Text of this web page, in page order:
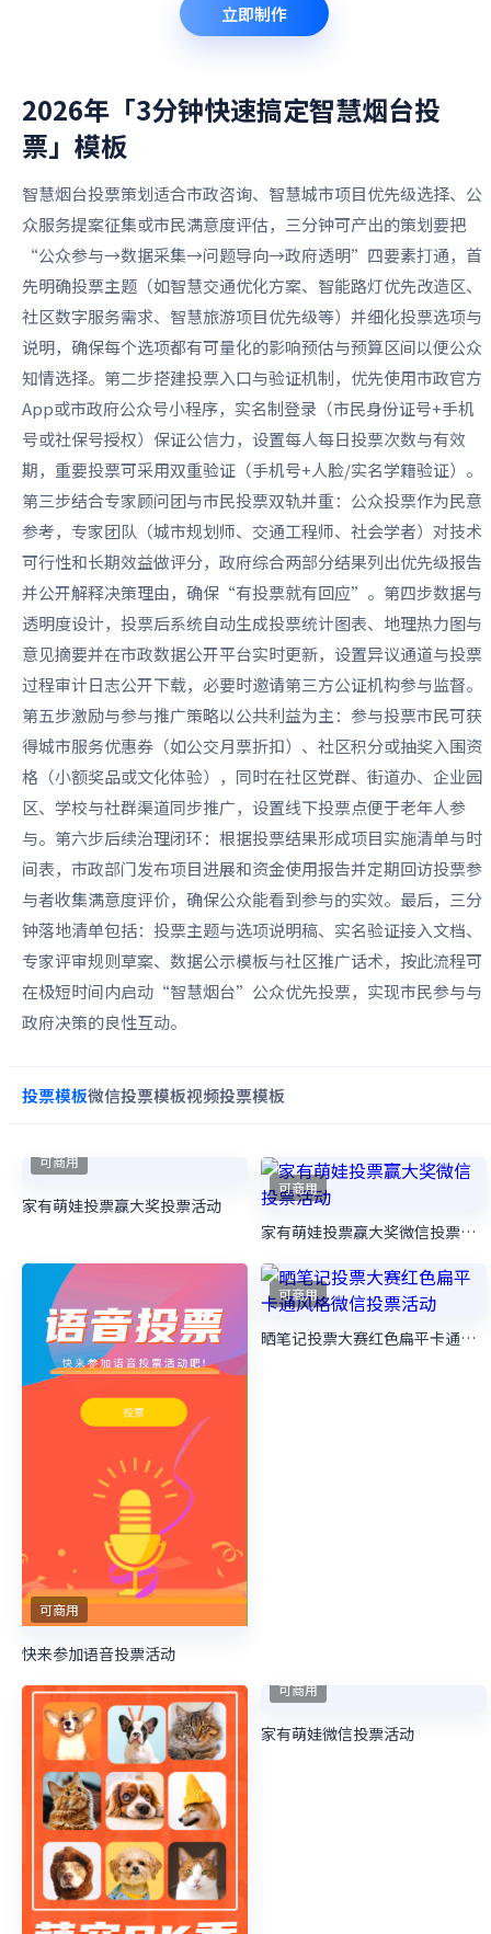
立即制作
2026年「3分钟快速搞定智慧烟台投
票」 模板
智慧烟台投票策划适合市政咨询、智慧城市项目优先级选择、公
众服务提案征集或市民满意度评估，三分钟可产出的策划要把
“公众参与→数据采集→问题导向→政府透明”四要素打通，首
先明确投票主题（如智慧交通优化方案、智能路灯优先改造区、
社区数字服务需求、智慧旅游项目优先级等）并细化投票选项与
说明，确保每个选项都有可量化的影响预估与预算区间以便公众
知情选择。第二步搭建投票入口与验证机制，优先使用市政官方
App或市政府公众号小程序，实名制登录（市民身份证号+手机
号或社保号授权）保证公信力，设置每人每日投票次数与有效
期，重要投票可采用双重验证（手机号+人脸/实名学籍验证）。
第三步结合专家顾问团与市民投票双轨并重：公众投票作为民意
参考，专家团队（城市规划师、交通工程师、社会学者）对技术
可行性和长期效益做评分，政府综合两部分结果列出优先级报告
并公开解释决策理由，确保“有投票就有回应”。第四步数据与
透明度设计，投票后系统自动生成投票统计图表、地理热力图与
意见摘要并在市政数据公开平台实时更新，设置异议通道与投票
过程审计日志公开下载，必要时邀请第三方公证机构参与监督。
第五步激励与参与推广策略以公共利益为主：参与投票市民可获
得城市服务优惠券（如公交月票折扣）、社区积分或抽奖入围资
格（小额奖品或文化体验），同时在社区党群、街道办、企业园
区、学校与社群渠道同步推广，设置线下投票点便于老年人参
与。第六步后续治理闭环：根据投票结果形成项目实施清单与时
间表，市政部门发布项目进展和资金使用报告并定期回访投票参
与者收集满意度评价，确保公众能看到参与的实效。最后，三分
钟落地清单包括：投票主题与选项说明稿、实名验证接入文档、
专家评审规则草案、数据公示模板与社区推广话术，按此流程可
在极短时间内启动“智慧烟台”公众优先投票，实现市民参与与
政府决策的良性互动。
投票模板微信投票模板视频投票模板
家有萌娃投票赢大奖投票活动
可商用
家有萌娃投票赢大奖微信投票活动
可商用